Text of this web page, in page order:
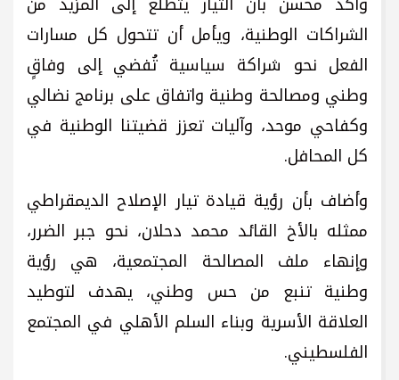
الشراكات الوطنية، ويأمل أن تتحول كل مسارات
الفعل نحو شراكة سياسية تُفضي إلى وفاقٍ
وطني ومصالحة وطنية واتفاق على برنامج نضالي
وكفاحي موحد، وآليات تعزز قضيتنا الوطنية في
كل المحافل.
وأضاف بأن رؤية قيادة تيار الإصلاح الديمقراطي
ممثله بالأخ القائد محمد دحلان، نحو جبر الضرر،
وإنهاء ملف المصالحة المجتمعية، هي رؤية
وطنية تنبع من حس وطني، يهدف لتوطيد
العلاقة الأسرية وبناء السلم الأهلي في المجتمع
الفلسطيني.